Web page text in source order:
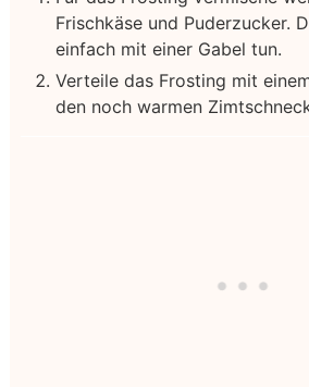
Frischkäse und Puderzucker.
einfach mit einer Gabel tun.
Verteile das Frosting mit
den noch warmen